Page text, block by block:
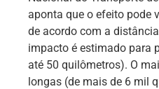
aponta que o efeito pode
de acordo com a
impacto é estimado para
até 50 quilômetros). O
longas (de mais de 6 mil